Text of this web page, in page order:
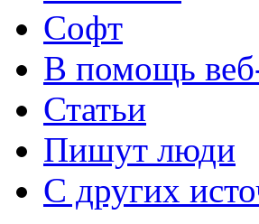
Софт
В помощь
Статьи
Пишут люди
С других